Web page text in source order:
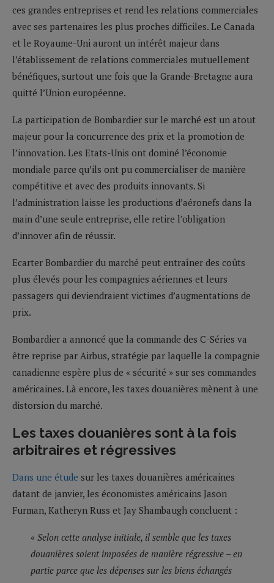
ces grandes entreprises et rend les relations commerciales
avec ses partenaires les plus proches difficiles. Le Canada
et le Royaume-Uni auront un intérêt majeur dans
l’établissement de relations commerciales mutuellement
bénéfiques, surtout une fois que la Grande-Bretagne aura
quitté l’Union européenne.
La participation de Bombardier sur le marché est un atout
majeur pour la concurrence des prix et la promotion de
l’innovation. Les Etats-Unis ont dominé l’économie
mondiale parce qu’ils ont pu commercialiser de manière
compétitive et avec des produits innovants. Si
l’administration laisse les productions d’aéronefs dans la
main d’une seule entreprise, elle retire l’obligation
d’innover afin de réussir.
Ecarter Bombardier du marché peut entraîner des coûts
plus élevés pour les compagnies aériennes et leurs
passagers qui deviendraient victimes d’augmentations de
prix.
Bombardier a annoncé que la commande des C-Séries va
être reprise par Airbus, stratégie par laquelle la compagnie
canadienne espère plus de « sécurité » sur ses commandes
américaines. Là encore, les taxes douanières mènent à une
distorsion du marché.
Les taxes douanières sont à la fois
arbitraires et régressives
Dans une étude sur les taxes douanières américaines
datant de janvier, les économistes américains Jason
Furman, Katheryn Russ et Jay Shambaugh concluent :
« Selon cette analyse initiale, il semble que les taxes
douanières soient imposées de manière régressive – en
partie parce que les dépenses sur les biens échangés